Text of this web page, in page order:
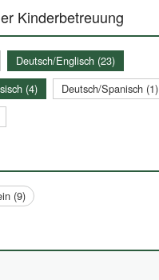
Kinderbetreuung
Deutsch/Englisch (23)
(4)
Deutsch/Spanisch (1)
(9)